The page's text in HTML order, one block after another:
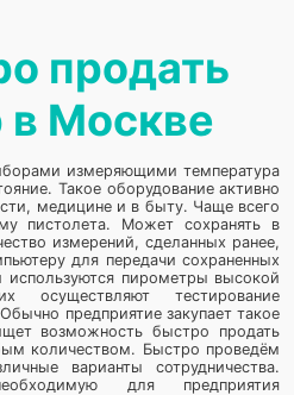
продать
в Москве
измеряющими температура
Такое оборудование активно
медицине и в быту. Чаще всего
пистолета. Может сохранять в
измерений, сделанных ранее,
для передачи сохраненных
пирометры высокой
тестирование
предприятие закупает такое
возможность быстро продать
количеством. Быстро проведём
варианты сотрудничества.
для предприятия